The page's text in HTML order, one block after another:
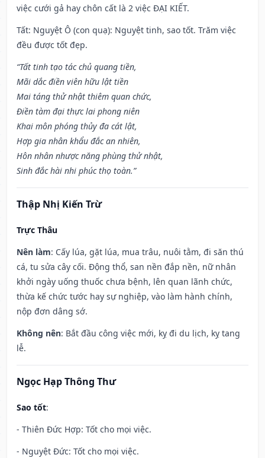
việc cưới gả hay chôn cất là 2 việc ĐẠI KIẾT.
Tất: Nguyệt Ô (con quạ): Nguyệt tinh, sao tốt. Trăm việc
đều được tốt đẹp.
“Tất tinh tạo tác chủ quang tiền,
Mãi dắc điền viên hữu lật tiền
Mai táng thử nhật thiêm quan chức,
Điền tàm đại thực lai phong niên
Khai môn phóng thủy đa cát lật,
Hợp gia nhân khẩu đắc an nhiên,
Hôn nhân nhược năng phùng thử nhật,
Sinh đắc hài nhi phúc thọ toàn.”
Thập Nhị Kiến Trừ
Trực Thâu
Nên làm: Cấy lúa, gặt lúa, mua trâu, nuôi tằm, đi săn thú
cá, tu sửa cây cối. Động thổ, san nền đắp nền, nữ nhân
khởi ngày uống thuốc chưa bệnh, lên quan lãnh chức,
thừa kế chức tước hay sự nghiệp, vào làm hành chính,
nộp đơn dâng sớ.
Không nên: Bắt đầu công việc mới, kỵ đi du lịch, kỵ tang
lễ.
Ngọc Hạp Thông Thư
Sao tốt:
- Thiên Đức Hợp: Tốt cho mọi việc.
- Nguyệt Đức: Tốt cho mọi việc.